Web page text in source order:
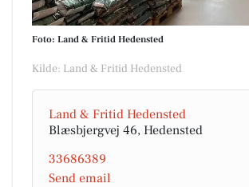
Foto: Land & Fritid Hedensted
Kilde: Land & Fritid Hedensted
Land & Fritid Hedensted
Blæsbjergvej 46, Hedensted
33686389
Send email